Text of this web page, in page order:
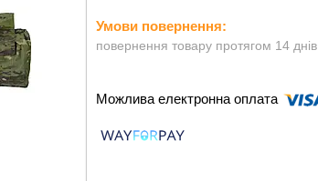
повернення товару протягом 14 днів